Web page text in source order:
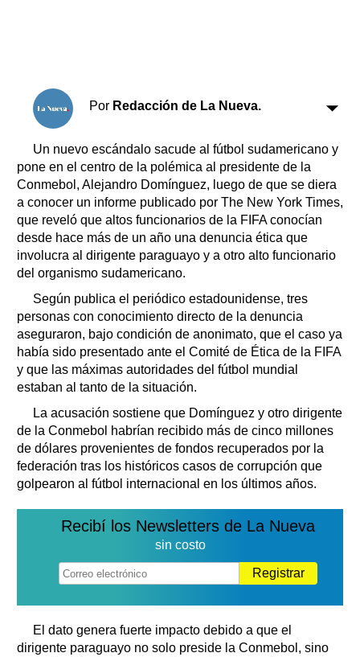
Por Redacción de La Nueva.
Un nuevo escándalo sacude al fútbol sudamericano y
pone en el centro de la polémica al presidente de la
Conmebol, Alejandro Domínguez, luego de que se diera
a conocer un informe publicado por The New York Times,
que reveló que altos funcionarios de la FIFA conocían
desde hace más de un año una denuncia ética que
involucra al dirigente paraguayo y a otro alto funcionario
del organismo sudamericano.
Según publica el periódico estadounidense, tres
personas con conocimiento directo de la denuncia
aseguraron, bajo condición de anonimato, que el caso ya
había sido presentado ante el Comité de Ética de la FIFA
y que las máximas autoridades del fútbol mundial
estaban al tanto de la situación.
La acusación sostiene que Domínguez y otro dirigente
de la Conmebol habrían recibido más de cinco millones
de dólares provenientes de fondos recuperados por la
federación tras los históricos casos de corrupción que
golpearon al fútbol internacional en los últimos años.
Recibí los Newsletters de La Nueva
sin costo
Registrar
El dato genera fuerte impacto debido a que el
dirigente paraguayo no solo preside la Conmebol, sino